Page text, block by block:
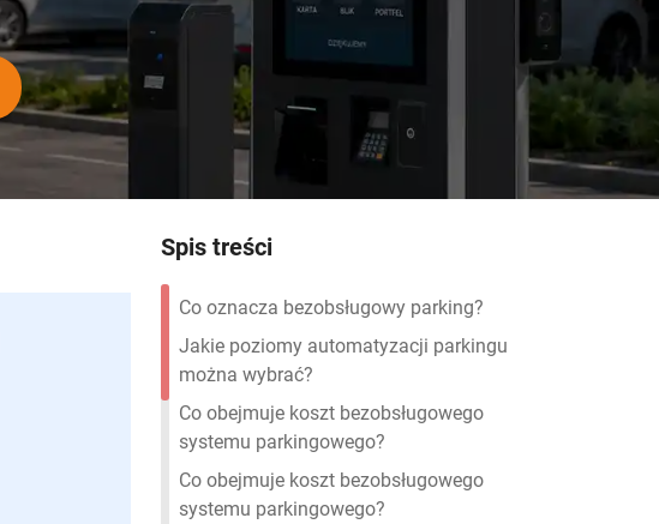
Spis treści
Co oznacza bezobsługowy parking?
Jakie poziomy automatyzacji parkingu
można wybrać?
Co obejmuje koszt bezobsługowego
systemu parkingowego?
Co obejmuje koszt bezobsługowego
systemu parkingowego?